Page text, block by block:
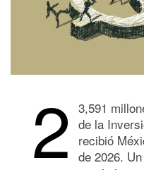
2 3,591
de la
recibió
de 2026.